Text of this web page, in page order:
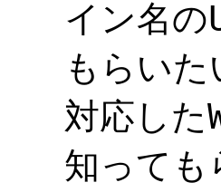
イン名の
もらい
対応した
知っても